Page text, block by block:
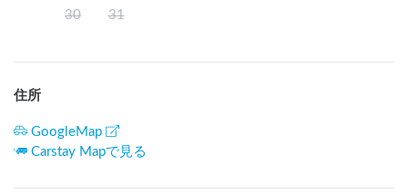
30 31
住所
GoogleMap
Carstay Mapで見る